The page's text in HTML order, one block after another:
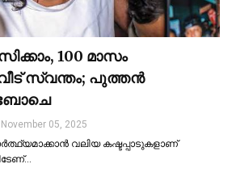
100 മാസം
സ്വന്തം; പുത്തന്‍
ബോചെ
November 05, 2025
വലിയ കഷ്ടപ്പാടുകളാണ്